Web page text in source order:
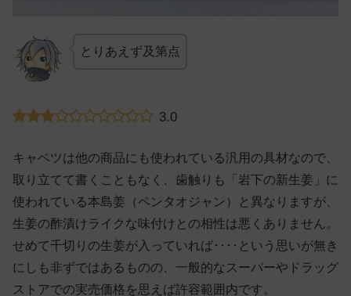
とりあえず及第点
3.0
キャベツは他の商品にも使われている汎用の具材なので、
取り立てて書くこともなく、歯触りも「岩下の新生姜」に
使われている本島姜（ペンタオジャン）と異なりますが、
生姜の酢漬けライクな味付けとの相性は悪くありません。
せめて千切りの生姜が入っていれば‥‥という思いが無き
にしも非ずではあるものの、一般的なスーパーやドラッグ
ストアでの実売価格を思えば許容範囲内です。